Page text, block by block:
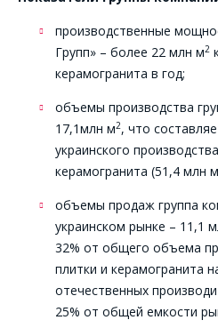
производственные
Групп» – более 22 млн м2
керамогранита в год;
объемы производства
17,1млн м2, что
украинского
керамогранита (51,4 млн
объемы продаж группа
украинском рынке – 11,1
32% от общего объема
плитки и керамогранита
отечественных
25% от общей емкости